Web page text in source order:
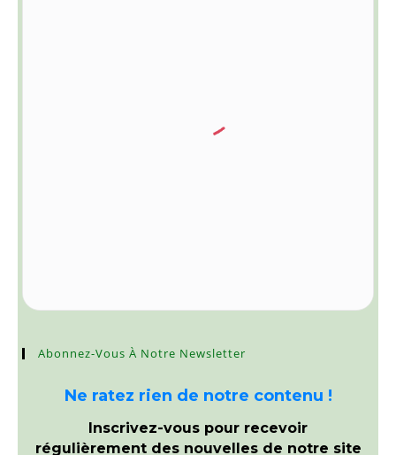
Abonnez-Vous À Notre Newsletter
Ne ratez rien de notre contenu !
Inscrivez-vous pour recevoir
régulièrement des nouvelles de notre site